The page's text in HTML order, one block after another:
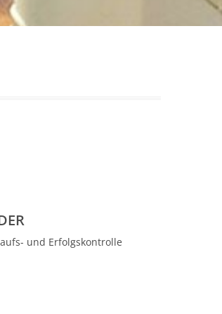
und Erfolgskontrolle